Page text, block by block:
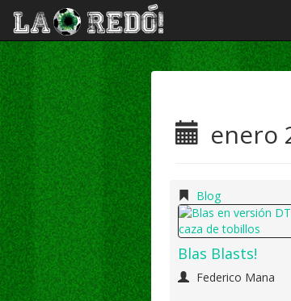
enero
Blog
Blas Blasts!
Federico Mana